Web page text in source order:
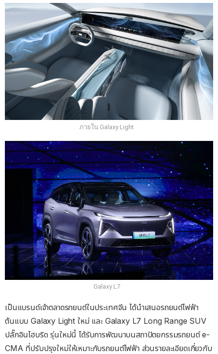
ภายใน Galaxy Light
Galaxy L7
เป็นแบรนด์เจ้าตลาดรถยนต์ในประเทศจีน ได้นำเสนอรถยนต์ไฟฟ้า
ต้นแบบ Galaxy Light ใหม่ และ Galaxy L7 Long Range SUV
ปลั๊กอินไฮบริด รุ่นใหม่นี้ ได้รับการพัฒนาบนสถาปัตยกรรมรถยนต์ e-
CMA ที่ปรับปรุงใหม่ให้เหมาะกับรถยนต์ไฟฟ้า ส่วนรายละเอียดเกี่ยวกับ